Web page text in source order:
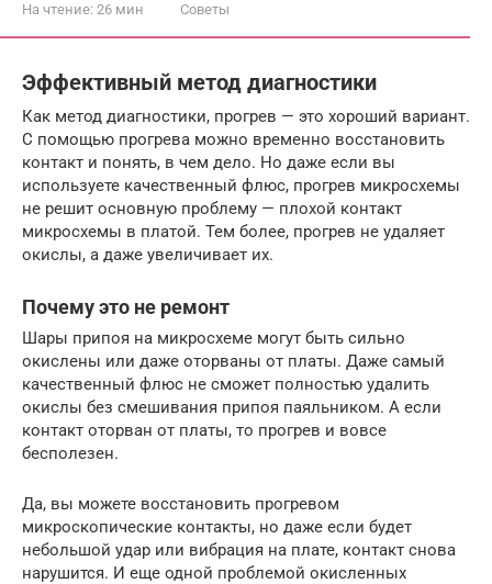
На чтение: 26 мин Советы
Эффективный метод диагностики
Как метод диагностики, прогрев — это хороший вариант.
С помощью прогрева можно временно восстановить
контакт и понять, в чем дело. Но даже если вы
используете качественный флюс, прогрев микросхемы
не решит основную проблему — плохой контакт
микросхемы в платой. Тем более, прогрев не удаляет
окислы, а даже увеличивает их.
Почему это не ремонт
Шары припоя на микросхеме могут быть сильно
окислены или даже оторваны от платы. Даже самый
качественный флюс не сможет полностью удалить
окислы без смешивания припоя паяльником. А если
контакт оторван от платы, то прогрев и вовсе
бесполезен.
Да, вы можете восстановить прогревом
микроскопические контакты, но даже если будет
небольшой удар или вибрация на плате, контакт снова
нарушится. И еще одной проблемой окисленных